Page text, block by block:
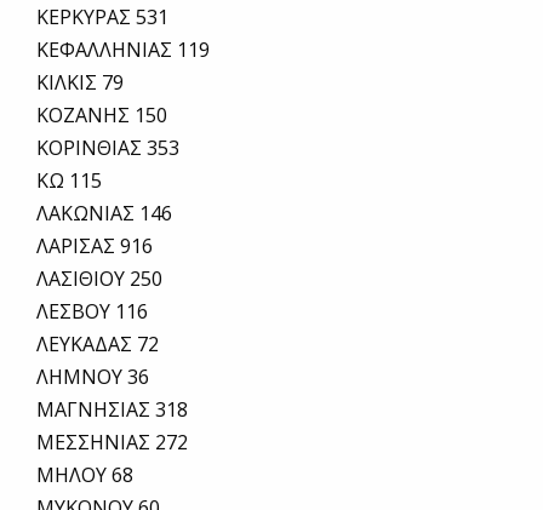
ΚΕΡΚΥΡΑΣ 531
ΚΕΦΑΛΛΗΝΙΑΣ 119
ΚΙΛΚΙΣ 79
ΚΟΖΑΝΗΣ 150
ΚΟΡΙΝΘΙΑΣ 353
ΚΩ 115
ΛΑΚΩΝΙΑΣ 146
ΛΑΡΙΣΑΣ 916
ΛΑΣΙΘΙΟΥ 250
ΛΕΣΒΟΥ 116
ΛΕΥΚΑΔΑΣ 72
ΛΗΜΝΟΥ 36
ΜΑΓΝΗΣΙΑΣ 318
ΜΕΣΣΗΝΙΑΣ 272
ΜΗΛΟΥ 68